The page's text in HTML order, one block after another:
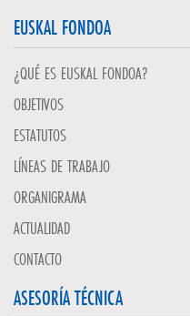
EUSKAL FONDOA
¿QUÉ ES EUSKAL FONDOA?
OBJETIVOS
ESTATUTOS
LÍNEAS DE TRABAJO
ORGANIGRAMA
ACTUALIDAD
CONTACTO
ASESORÍA TÉCNICA